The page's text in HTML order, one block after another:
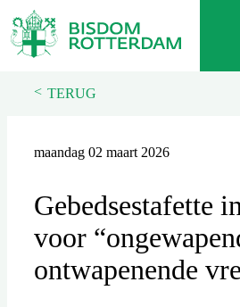
< TERUG
maandag 02 maart 2026
Gebedsestafette
voor
ontwapenende